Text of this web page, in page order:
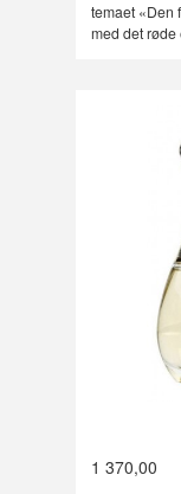
temaet «Den
med det røde
1 370,00